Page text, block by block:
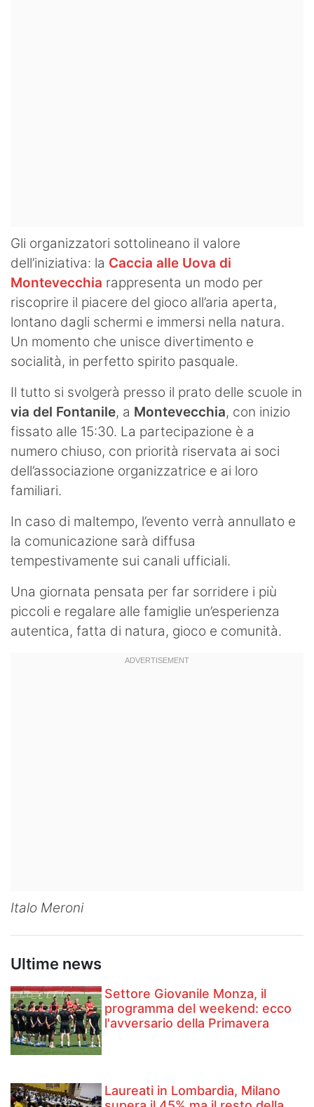
Gli organizzatori sottolineano il valore
dell’iniziativa: la Caccia alle Uova di
Montevecchia rappresenta un modo per
riscoprire il piacere del gioco all’aria aperta,
lontano dagli schermi e immersi nella natura.
Un momento che unisce divertimento e
socialità, in perfetto spirito pasquale.
Il tutto si svolgerà presso il prato delle scuole in
via del Fontanile, a Montevecchia, con inizio
fissato alle 15:30. La partecipazione è a
numero chiuso, con priorità riservata ai soci
dell’associazione organizzatrice e ai loro
familiari.
In caso di maltempo, l’evento verrà annullato e
la comunicazione sarà diffusa
tempestivamente sui canali ufficiali.
Una giornata pensata per far sorridere i più
piccoli e regalare alle famiglie un’esperienza
autentica, fatta di natura, gioco e comunità.
Italo Meroni
Ultime news
Settore Giovanile Monza, il
programma del weekend: ecco
l'avversario della Primavera
Laureati in Lombardia, Milano